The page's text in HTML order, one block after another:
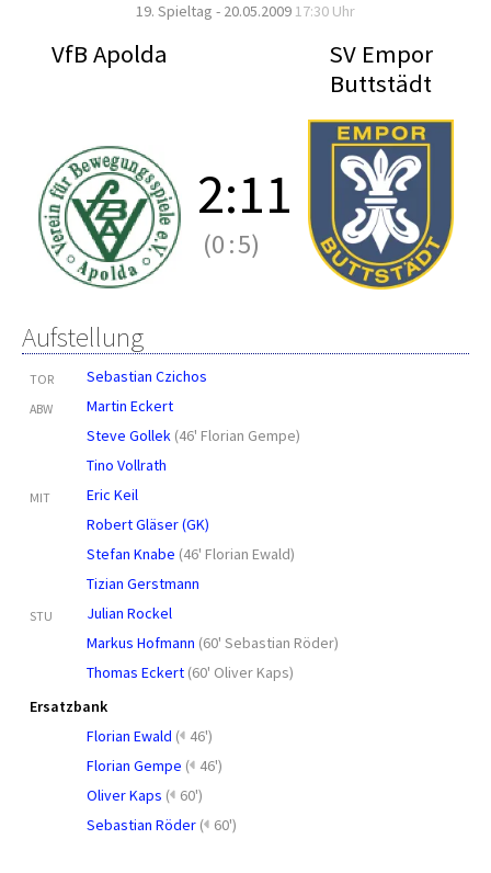
19. Spieltag - 20.05.2009 17:30 Uhr
VfB Apolda
SV Empor
Buttstädt
2:11
(0:5)
Aufstellung
TOR Sebastian Czichos
ABW
Martin Eckert
Steve Gollek (46' Florian Gempe)
Tino Vollrath
MIT
Eric Keil
Robert Gläser (GK)
Stefan Knabe (46' Florian Ewald)
Tizian Gerstmann
STU
Julian Rockel
Markus Hofmann (60' Sebastian Röder)
Thomas Eckert (60' Oliver Kaps)
Ersatzbank
Florian Ewald ( 46')
Florian Gempe ( 46')
Oliver Kaps ( 60')
Sebastian Röder ( 60')